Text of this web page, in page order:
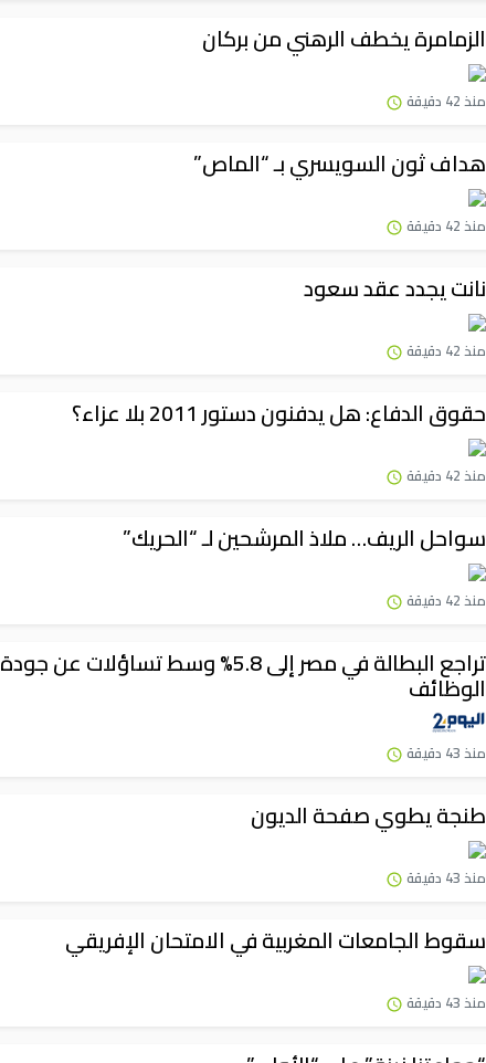
الزمامرة يخطف الرهني من بركان
منذ 42 دقيقة
هداف ثون السويسري بـ “الماص”
منذ 42 دقيقة
نانت يجدد عقد سعود
منذ 42 دقيقة
حقوق الدفاع: هل يدفنون دستور 2011 بلا عزاء؟
منذ 42 دقيقة
سواحل الريف… ملاذ المرشحين لـ “الحريك”
منذ 42 دقيقة
تراجع البطالة في مصر إلى 5.8% وسط تساؤلات عن جودة
الوظائف
منذ 43 دقيقة
طنجة يطوي صفحة الديون
منذ 43 دقيقة
سقوط الجامعات المغربية في الامتحان الإفريقي
منذ 43 دقيقة